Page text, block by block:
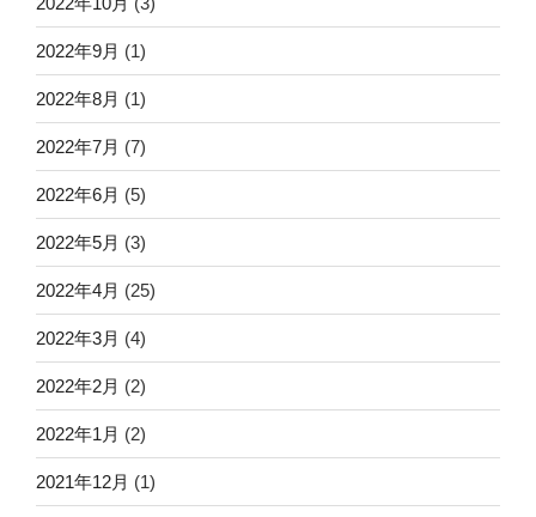
2022年9月 (1)
2022年8月 (1)
2022年7月 (7)
2022年6月 (5)
2022年5月 (3)
2022年4月 (25)
2022年3月 (4)
2022年2月 (2)
2022年1月 (2)
2021年12月 (1)